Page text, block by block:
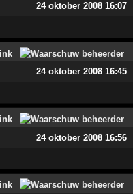
24 oktober 2008 16:07
24 oktober 2008 16:45
24 oktober 2008 16:56